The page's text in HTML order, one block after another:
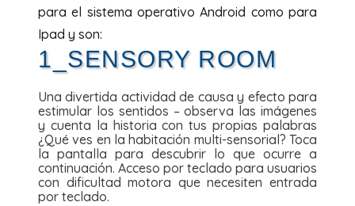
para el sistema operativo Android como para
Ipad y son:
1_SENSORY ROOM
Una divertida actividad de causa y efecto para
estimular los sentidos – observa las imágenes
y cuenta la historia con tus propias palabras
¿Qué ves en la habitación multi-sensorial? Toca
la pantalla para descubrir lo que ocurre a
continuación. Acceso por teclado para usuarios
con dificultad motora que necesiten entrada
por teclado.